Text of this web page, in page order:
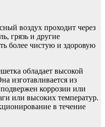
воздух проходит через
грязь и другие
более чистую и здоровую
обладает высокой
изготавливается из
коррозии или
или высоких температур.
в течение